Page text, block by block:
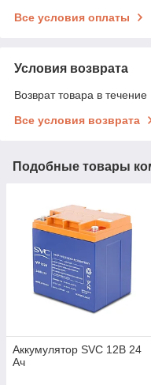
Все условия оплаты
Условия возврата
Возврат товара в
Все условия возврата
Подобные товары
Аккумулятор SVC 12В 24
Ач